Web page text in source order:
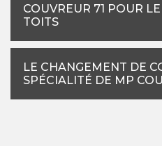
COUVREUR 71 POUR
TOITS
LE CHANGEMENT DE
SPÉCIALITÉ DE MP